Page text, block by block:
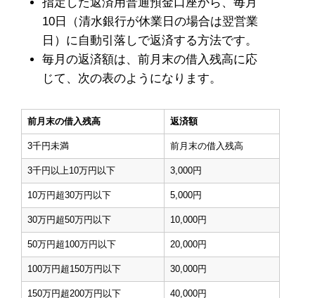
10日（清水銀行が休業日の場合は翌営業
日）に自動引落しで返済する方法です。
毎月の返済額は、前月末の借入残高に応
じて、次の表のようになります。
前月末の借入残高 返済額
3千円未満 前月末の借入残高
3千円以上10万円以下 3,000円
10万円超30万円以下 5,000円
30万円超50万円以下 10,000円
50万円超100万円以下 20,000円
100万円超150万円以下 30,000円
150万円超200万円以下 40,000円